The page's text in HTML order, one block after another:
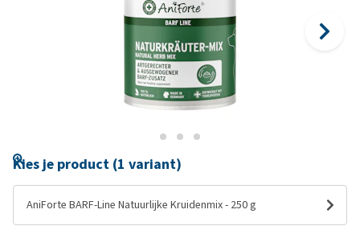
Kies je product (1 variant)
AniForte BARF-Line Natuurlijke Kruidenmix - 250 g